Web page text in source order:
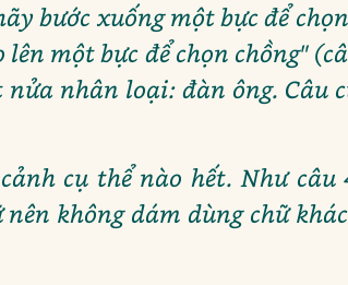
bước xuống một bực để
một bực để chọn chồng"
nhân loại: đàn ông. Câu
cụ thể nào hết. Như câu
không dám dùng chữ